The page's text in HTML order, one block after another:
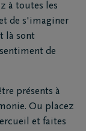
à toutes les
de s'imaginer
là sont
de
présents à
Ou placez
et faites